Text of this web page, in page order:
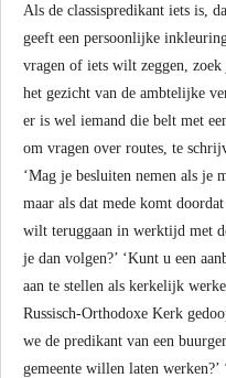
Als de classispredikant iets is,
geeft een persoonlijke
vragen of iets wilt zeggen, zoek
het gezicht van de ambtelijke
er is wel iemand die belt met
om vragen over routes, te
‘Mag je besluiten nemen als je
maar als dat mede komt
wilt teruggaan in werktijd met
je dan volgen?’ ‘Kunt u een
aan te stellen als kerkelijk
Russisch-Orthodoxe Kerk
we de predikant van een
gemeente willen laten